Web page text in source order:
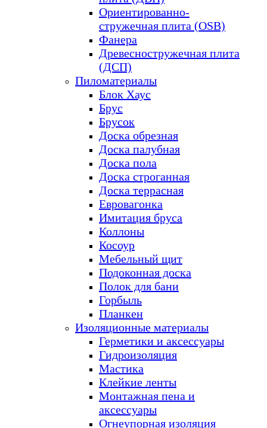
Ориентированно-
стружечная плита (OSB)
Фанера
Древесностружечная плита
(ДСП)
Пиломатериалы
Блок Хаус
Брус
Брусок
Доска обрезная
Доска палубная
Доска пола
Доска строганная
Доска террасная
Евровагонка
Имитация бруса
Коллоны
Косоур
Мебельный щит
Подоконная доска
Полок для бани
Горбыль
Планкен
Изоляционные материалы
Герметики и аксессуары
Гидроизоляция
Мастика
Клейкие ленты
Монтажная пена и
аксессуары
Огнеупорная изоляция